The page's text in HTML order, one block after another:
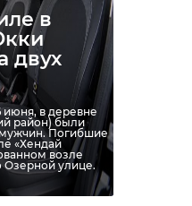
в
двух
июня, в деревне
район) были
Погибшие
«Хендай
возле
Озерной улице.